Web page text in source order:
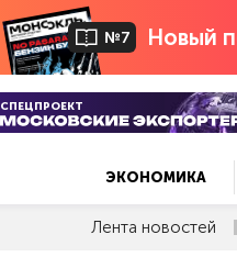
№7 Новый
СПЕЦПРОЕКТ
ЭКОНОМИКА
Лента новостей